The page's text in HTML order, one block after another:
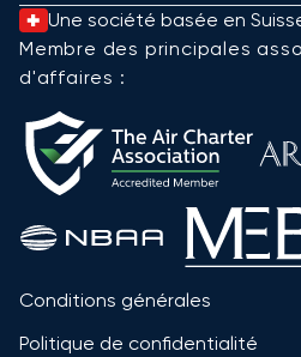
Une société basée en
Membre des principales
d'affaires :
Conditions générales
Politique de confidentialité